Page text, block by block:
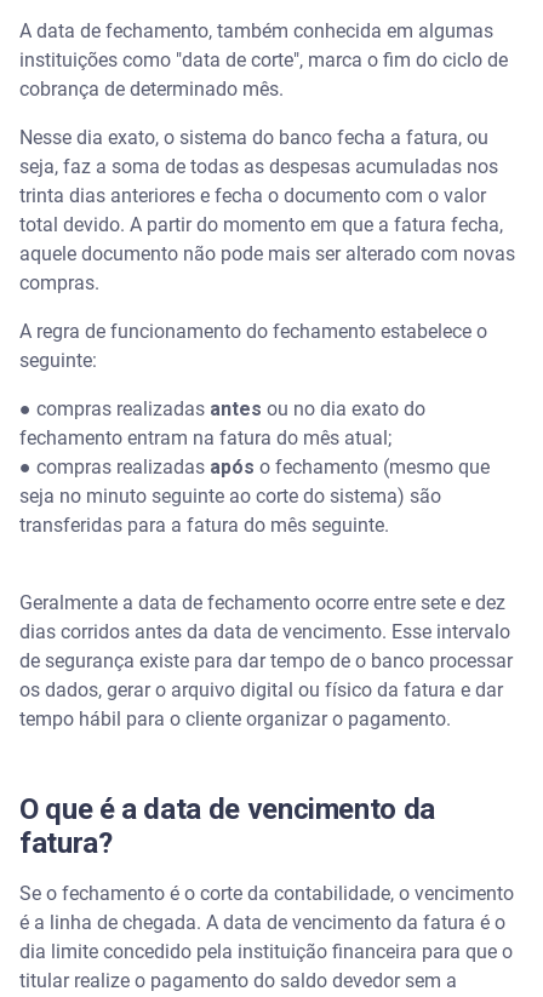
A data de fechamento, também conhecida em algumas
instituições como "data de corte", marca o fim do ciclo de
cobrança de determinado mês.
Nesse dia exato, o sistema do banco fecha a fatura, ou
seja, faz a soma de todas as despesas acumuladas nos
trinta dias anteriores e fecha o documento com o valor
total devido. A partir do momento em que a fatura fecha,
aquele documento não pode mais ser alterado com novas
compras.
A regra de funcionamento do fechamento estabelece o
seguinte:
● compras realizadas antes ou no dia exato do
fechamento entram na fatura do mês atual;
● compras realizadas após o fechamento (mesmo que
seja no minuto seguinte ao corte do sistema) são
transferidas para a fatura do mês seguinte.
Geralmente a data de fechamento ocorre entre sete e dez
dias corridos antes da data de vencimento. Esse intervalo
de segurança existe para dar tempo de o banco processar
os dados, gerar o arquivo digital ou físico da fatura e dar
tempo hábil para o cliente organizar o pagamento.
O que é a data de vencimento da
fatura?
Se o fechamento é o corte da contabilidade, o vencimento
é a linha de chegada. A data de vencimento da fatura é o
dia limite concedido pela instituição financeira para que o
titular realize o pagamento do saldo devedor sem a